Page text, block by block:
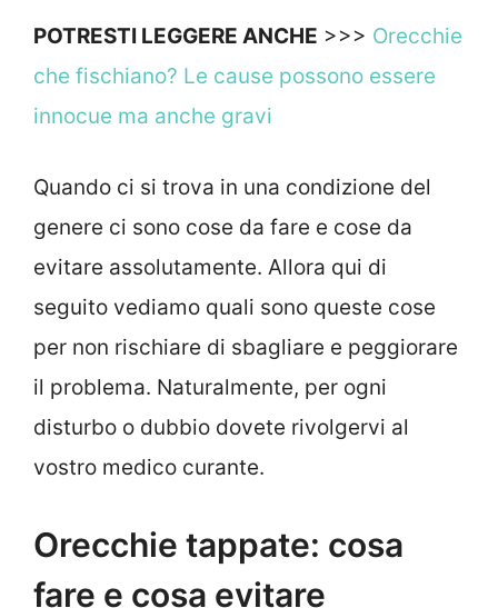
POTRESTI LEGGERE ANCHE >>> Orecchie
che fischiano? Le cause possono essere
innocue ma anche gravi
Quando ci si trova in una condizione del
genere ci sono cose da fare e cose da
evitare assolutamente. Allora qui di
seguito vediamo quali sono queste cose
per non rischiare di sbagliare e peggiorare
il problema. Naturalmente, per ogni
disturbo o dubbio dovete rivolgervi al
vostro medico curante.
Orecchie tappate: cosa
fare e cosa evitare